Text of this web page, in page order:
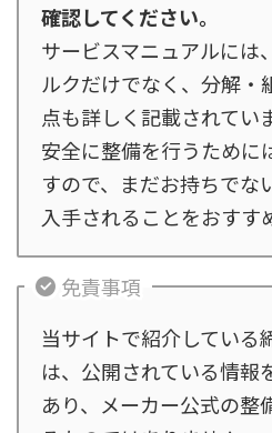
確認してください。
サービスマニュアルには
ルクだけでなく、分解・
点も詳しく記載されてい
安全に整備を行うために
すので、まだお持ちでな
入手されることをおすす
免責事項
当サイトで紹介している
は、公開されている情報
あり、メーカー公式の整